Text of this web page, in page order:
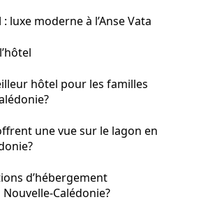
luxe moderne à l’Anse Vata
hôtel pour les familles
une vue sur le lagon en
d’hébergement
Calédonie?